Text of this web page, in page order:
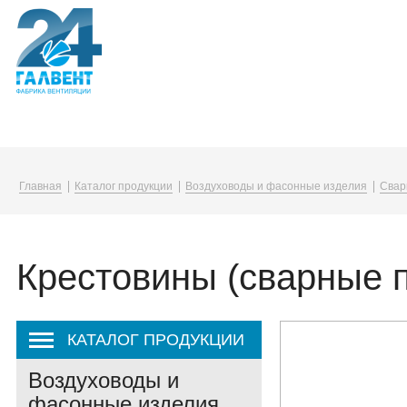
О компании
Корпоративная жизнь
Воздуховоды и фасонные изделия
Канальные нагреватели
Упаковка в плёнку
Главная Каталог продукции Воздуховоды и фасонные изделия
Крестовины (сварные
КАТАЛОГ ПРОДУКЦИИ
Воздуховоды и